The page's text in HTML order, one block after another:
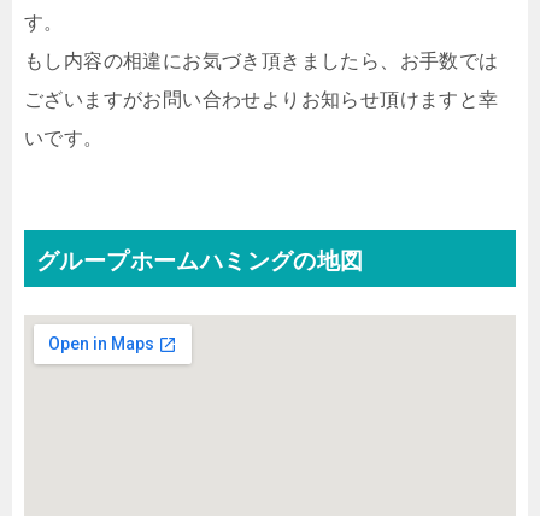
す。
もし内容の相違にお気づき頂きましたら、お手数では
ございますがお問い合わせよりお知らせ頂けますと幸
いです。
グループホームハミングの地図